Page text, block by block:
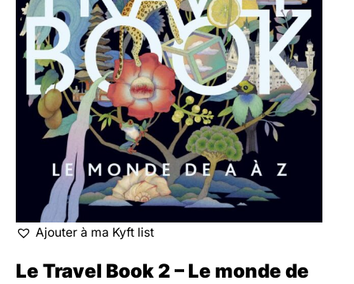
Ajouter à ma Kyft list
Le Travel Book 2 – Le monde de